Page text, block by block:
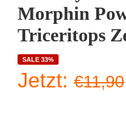
Morphin
Triceritops
SALE 33%
Jetzt: €11,90